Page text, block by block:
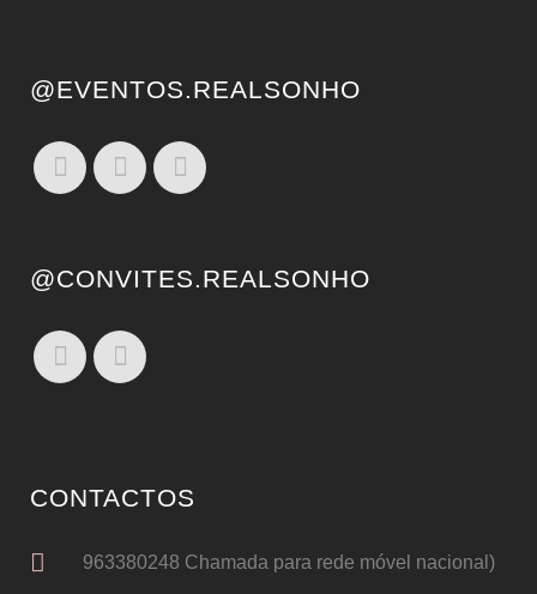
@EVENTOS.REALSONHO
@CONVITES.REALSONHO
CONTACTOS
963380248 Chamada para rede móvel nacional)